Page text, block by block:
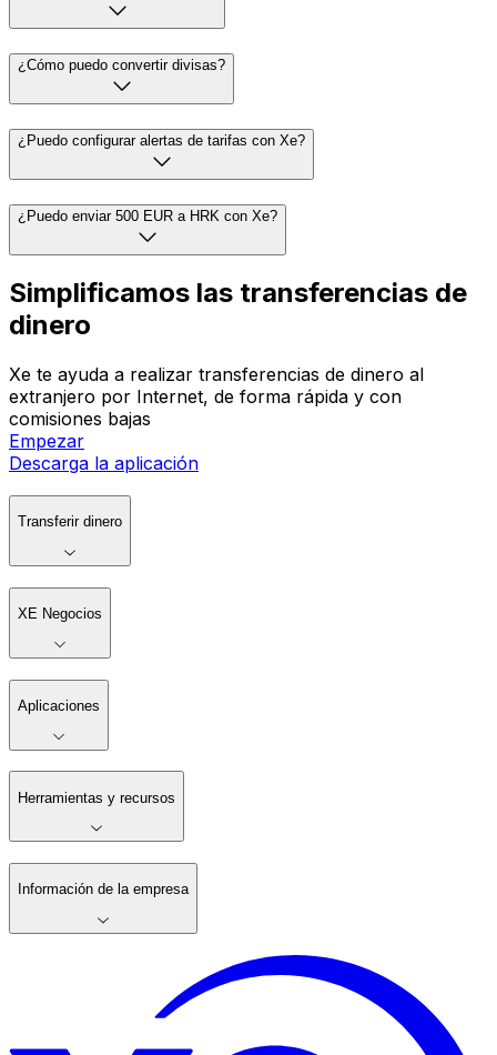
¿Cómo puedo convertir divisas?
¿Puedo configurar alertas de tarifas con Xe?
¿Puedo enviar 500 EUR a HRK con Xe?
Simplificamos las transferencias de
dinero
Xe te ayuda a realizar transferencias de dinero al
extranjero por Internet, de forma rápida y con
comisiones bajas
Empezar
Descarga la aplicación
Transferir dinero
XE Negocios
Aplicaciones
Herramientas y recursos
Información de la empresa